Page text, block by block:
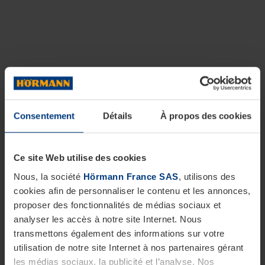
Consentement Détails À propos des cookies
Ce site Web utilise des cookies
Nous, la société Hörmann France SAS, utilisons des
cookies afin de personnaliser le contenu et les annonces,
proposer des fonctionnalités de médias sociaux et
analyser les accès à notre site Internet. Nous
transmettons également des informations sur votre
utilisation de notre site Internet à nos partenaires gérant
les médias sociaux, la publicité et l’analyse. Nos